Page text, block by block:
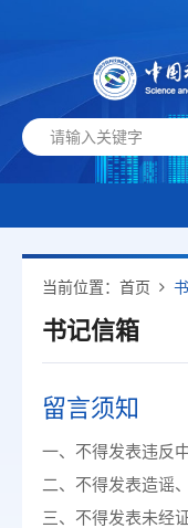
当前位置： 首页
书记信箱
留言须知
一、不得发表违反
二、不得发表造谣
三、不得发表未经